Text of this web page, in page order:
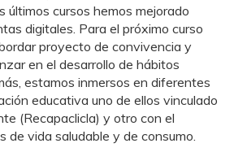
últimos cursos hemos mejorado
digitales. Para el próximo curso
proyecto de convivencia y
en el desarrollo de hábitos
estamos inmersos en diferentes
educativa uno de ellos vinculado
(Recapaclicla) y otro con el
de vida saludable y de consumo.